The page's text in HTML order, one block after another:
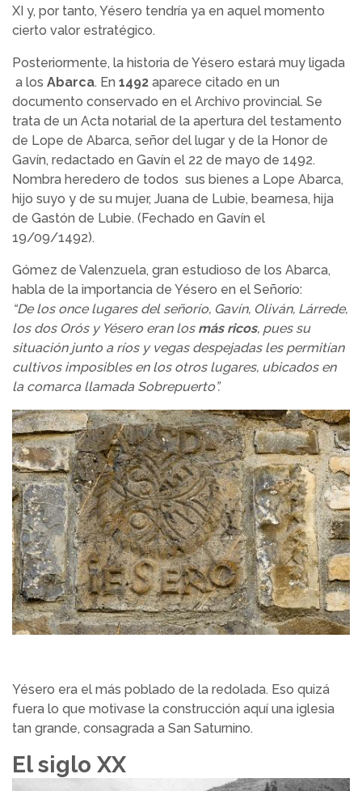
XI y, por tanto, Yésero tendría ya en aquel momento
cierto valor estratégico.
Posteriormente, la historia de Yésero estará muy ligada
a los Abarca. En 1492 aparece citado en un
documento conservado en el Archivo provincial. Se
trata de un Acta notarial de la apertura del testamento
de Lope de Abarca, señor del lugar y de la Honor de
Gavín, redactado en Gavín el 22 de mayo de 1492.
Nombra heredero de todos sus bienes a Lope Abarca,
hijo suyo y de su mujer, Juana de Lubie, bearnesa, hija
de Gastón de Lubie. (Fechado en Gavín el
19/09/1492).
Gómez de Valenzuela, gran estudioso de los Abarca,
habla de la importancia de Yésero en el Señorío:
“De los once lugares del señorío, Gavín, Oliván, Lárrede,
los dos Orós y Yésero eran los más ricos, pues su
situación junto a ríos y vegas despejadas les permitían
cultivos imposibles en los otros lugares, ubicados en
la comarca llamada Sobrepuerto”.
Yésero era el más poblado de la redolada. Eso quizá
fuera lo que motivase la construcción aquí una iglesia
tan grande, consagrada a San Saturnino.
El siglo XX